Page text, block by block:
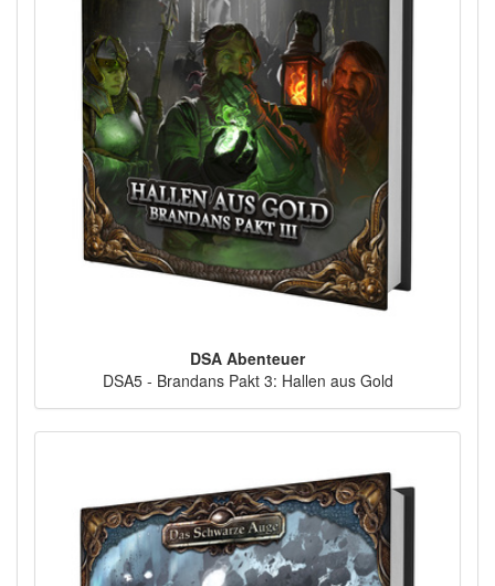
DSA Abenteuer
DSA5 - Brandans Pakt 3: Hallen aus Gold